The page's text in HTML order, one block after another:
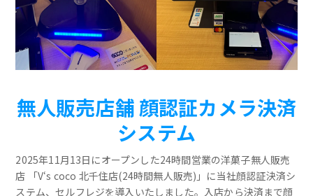
無人販売店舗 顔認証カメラ決済
システム
2025年11月13日にオープンした24時間営業の洋菓子無人販売
店 「V‘s coco 北千住店(24時間無人販売)」に当社顔認証決済シ
ステム、セルフレジを導入いたしました。入店から決済まで顔